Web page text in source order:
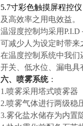
5.7寸彩色触摸屏程控
及高效率之用电效益。
温湿度控制均采用
可减少人为设定时带
在温度控制系统中我
开关、低水位、漏电
六、喷雾系统：
1.喷雾采用塔式喷雾器
2.喷雾气体进行两级稳
3.雾化盐水储存为内置